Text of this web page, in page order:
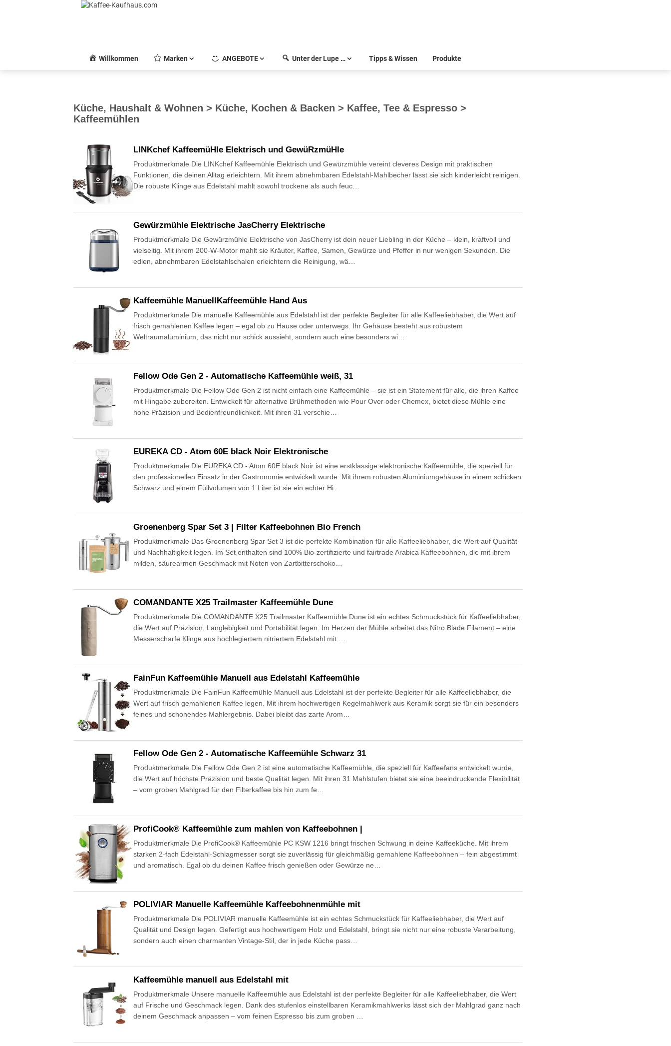
Willkommen Marken ANGEBOTE Unter der Lupe … Tipps & Wissen Produkte
Küche, Haushalt & Wohnen > Küche, Kochen & Backen > Kaffee, Tee & Espresso >
Kaffeemühlen
LINKchef KaffeemüHle Elektrisch und GewüRzmüHle
Produktmerkmale Die LINKchef Kaffeemühle Elektrisch und Gewürzmühle vereint cleveres Design mit praktischen
Funktionen, die deinen Alltag erleichtern. Mit ihrem abnehmbaren Edelstahl-Mahlbecher lässt sie sich kinderleicht reinigen.
Die robuste Klinge aus Edelstahl mahlt sowohl trockene als auch feuc…
Gewürzmühle Elektrische JasCherry Elektrische
Produktmerkmale Die Gewürzmühle Elektrische von JasCherry ist dein neuer Liebling in der Küche – klein, kraftvoll und
vielseitig. Mit ihrem 200-W-Motor mahlt sie Kräuter, Kaffee, Samen, Gewürze und Pfeffer in nur wenigen Sekunden. Die
edlen, abnehmbaren Edelstahlschalen erleichtern die Reinigung, wä…
Kaffeemühle ManuellKaffeemühle Hand Aus
Produktmerkmale Die manuelle Kaffeemühle aus Edelstahl ist der perfekte Begleiter für alle Kaffeeliebhaber, die Wert auf
frisch gemahlenen Kaffee legen – egal ob zu Hause oder unterwegs. Ihr Gehäuse besteht aus robustem
Weltraumaluminium, das nicht nur schick aussieht, sondern auch eine besonders wi…
Fellow Ode Gen 2 - Automatische Kaffeemühle weiß, 31
Produktmerkmale Die Fellow Ode Gen 2 ist nicht einfach eine Kaffeemühle – sie ist ein Statement für alle, die ihren Kaffee
mit Hingabe zubereiten. Entwickelt für alternative Brühmethoden wie Pour Over oder Chemex, bietet diese Mühle eine
hohe Präzision und Bedienfreundlichkeit. Mit ihren 31 verschie…
EUREKA CD - Atom 60E black Noir Elektronische
Produktmerkmale Die EUREKA CD - Atom 60E black Noir ist eine erstklassige elektronische Kaffeemühle, die speziell für
den professionellen Einsatz in der Gastronomie entwickelt wurde. Mit ihrem robusten Aluminiumgehäuse in einem schicken
Schwarz und einem Füllvolumen von 1 Liter ist sie ein echter Hi…
Groenenberg Spar Set 3 | Filter Kaffeebohnen Bio French
Produktmerkmale Das Groenenberg Spar Set 3 ist die perfekte Kombination für alle Kaffeeliebhaber, die Wert auf Qualität
und Nachhaltigkeit legen. Im Set enthalten sind 100% Bio-zertifizierte und fairtrade Arabica Kaffeebohnen, die mit ihrem
milden, säurearmen Geschmack mit Noten von Zartbitterschoko…
COMANDANTE X25 Trailmaster Kaffeemühle Dune
Produktmerkmale Die COMANDANTE X25 Trailmaster Kaffeemühle Dune ist ein echtes Schmuckstück für Kaffeeliebhaber,
die Wert auf Präzision, Langlebigkeit und Portabilität legen. Im Herzen der Mühle arbeitet das Nitro Blade Filament – eine
Messerscharfe Klinge aus hochlegiertem nitriertem Edelstahl mit …
FainFun Kaffeemühle Manuell aus Edelstahl Kaffeemühle
Produktmerkmale Die FainFun Kaffeemühle Manuell aus Edelstahl ist der perfekte Begleiter für alle Kaffeeliebhaber, die
Wert auf frisch gemahlenen Kaffee legen. Mit ihrem hochwertigen Kegelmahlwerk aus Keramik sorgt sie für ein besonders
feines und schonendes Mahlergebnis. Dabei bleibt das zarte Arom…
Fellow Ode Gen 2 - Automatische Kaffeemühle Schwarz 31
Produktmerkmale Die Fellow Ode Gen 2 ist eine automatische Kaffeemühle, die speziell für Kaffeefans entwickelt wurde,
die Wert auf höchste Präzision und beste Qualität legen. Mit ihren 31 Mahlstufen bietet sie eine beeindruckende Flexibilität
– vom groben Mahlgrad für den Filterkaffee bis hin zum fe…
ProfiCook® Kaffeemühle zum mahlen von Kaffeebohnen |
Produktmerkmale Die ProfiCook® Kaffeemühle PC KSW 1216 bringt frischen Schwung in deine Kaffeeküche. Mit ihrem
starken 2-fach Edelstahl-Schlagmesser sorgt sie zuverlässig für gleichmäßig gemahlene Kaffeebohnen – fein abgestimmt
und aromatisch. Egal ob du deinen Kaffee frisch genießen oder Gewürze ne…
POLIVIAR Manuelle Kaffeemühle Kaffeebohnenmühle mit
Produktmerkmale Die POLIVIAR manuelle Kaffeemühle ist ein echtes Schmuckstück für Kaffeeliebhaber, die Wert auf
Qualität und Design legen. Gefertigt aus hochwertigem Holz und Edelstahl, bringt sie nicht nur eine robuste Verarbeitung,
sondern auch einen charmanten Vintage-Stil, der in jede Küche pass…
Kaffeemühle manuell aus Edelstahl mit
Produktmerkmale Unsere manuelle Kaffeemühle aus Edelstahl ist der perfekte Begleiter für alle Kaffeeliebhaber, die Wert
auf Frische und Geschmack legen. Dank des stufenlos einstellbaren Keramikmahlwerks lässt sich der Mahlgrad ganz nach
deinem Geschmack anpassen – vom feinen Espresso bis zum groben …